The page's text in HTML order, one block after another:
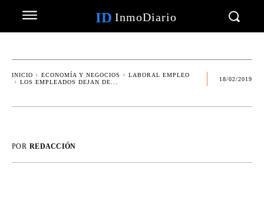
ID InmoDiario
INICIO ECONOMÍA Y NEGOCIOS
LABORAL EMPLEO
LOS EMPLEADOS DEJAN DE...
18/02/2019
POR REDACCIÓN